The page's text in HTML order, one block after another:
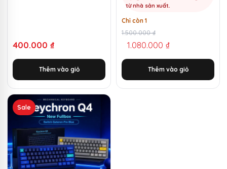
400.000 ₫
Thêm vào giỏ
từ nhà sản xuất.
Chỉ còn 1
1.500.000₫
Giá
gốc
là:
1.500.000 ₫.
1.080.000 ₫
Giá
hiện
tại
là:
1.080.000 ₫.
Thêm vào giỏ
Sale
Sản
phẩm
có
nhiều
biến